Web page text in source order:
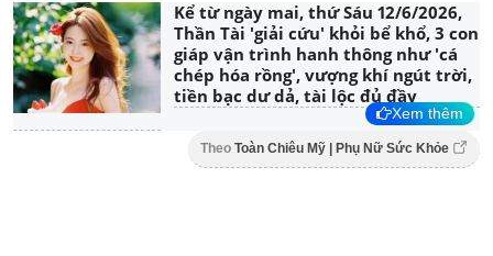
Kể từ ngày mai, thứ Sáu 12/6/2026,
Thần Tài 'giải cứu' khỏi bể khổ, 3 con
giáp vận trình hanh thông như 'cá
chép hóa rồng', vượng khí ngút trời,
tiền bạc dư dả, tài lộc đủ đầy
Xem thêm
Theo Toàn Chiêu Mỹ | Phụ Nữ Sức Khỏe